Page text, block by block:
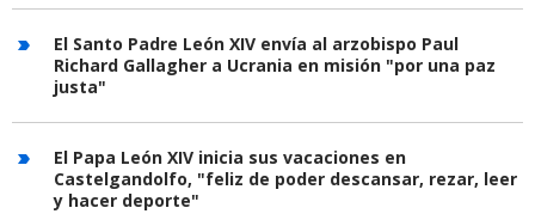
El Santo Padre León XIV envía al arzobispo Paul
Richard Gallagher a Ucrania en misión "por una paz
justa"
El Papa León XIV inicia sus vacaciones en
Castelgandolfo, "feliz de poder descansar, rezar, leer
y hacer deporte"